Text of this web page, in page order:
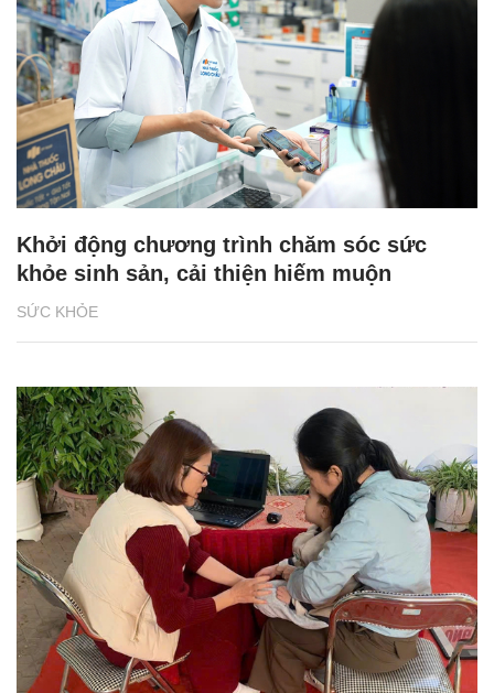
SỨC KHỎE
Khởi động chương trình chăm sóc sức
khỏe sinh sản, cải thiện hiếm muộn